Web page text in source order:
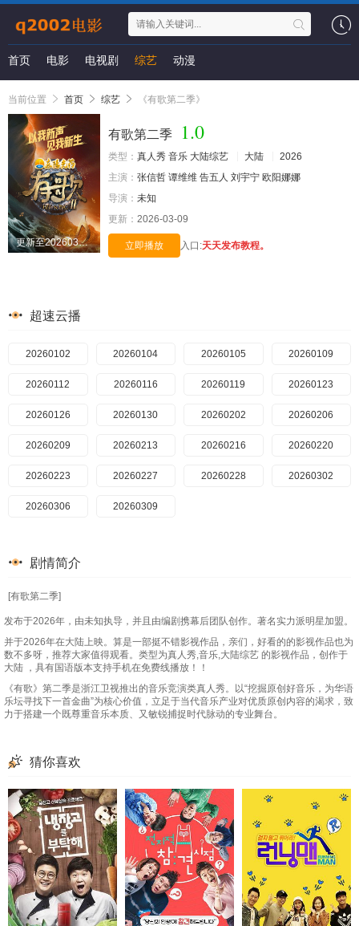
首页 电影 电视剧 综艺 动漫
当前位置 首页 综艺 《有歌第二季》
更新至20260309期
有歌第二季 1.0
类型： 真人秀 音乐 大陆综艺 大陆
2026
主演： 张信哲 谭维维 告五人 刘宇宁 欧阳娜娜
导演： 未知
更新： 2026-03-09
立即播放 入口:天天发布教程。
超速云播
20260102 20260104 20260105 20260109
20260112 20260116 20260119 20260123
20260126 20260130 20260202 20260206
20260209 20260213 20260216 20260220
20260223 20260227 20260228 20260302
20260306 20260309
剧情简介
[有歌第二季]
发布于2026年，由未知执导，并且由编剧携幕后团队创作。著名实力派明星加盟。
并于2026年在大陆上映。算是一部挺不错影视作品，亲们，好看的的影视作品也为
数不多呀，推荐大家值得观看。类型为真人秀,音乐,大陆综艺 的影视作品，创作于
大陆 ，具有国语版本支持手机在免费线播放！！
《有歌》第二季是浙江卫视推出的音乐竞演类真人秀。以“挖掘原创好音乐，为华语
乐坛寻找下一首金曲”为核心价值，立足于当代音乐产业对优质原创内容的渴求，致
力于搭建一个既尊重音乐本质、又敏锐捕捉时代脉动的专业舞台。
猜你喜欢